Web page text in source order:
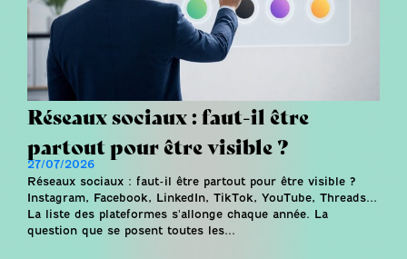
Réseaux sociaux : faut-il être
partout pour être visible ?
27/07/2026
Réseaux sociaux : faut-il être partout pour être visible ?
Instagram, Facebook, LinkedIn, TikTok, YouTube, Threads...
La liste des plateformes s'allonge chaque année. La
question que se posent toutes les...